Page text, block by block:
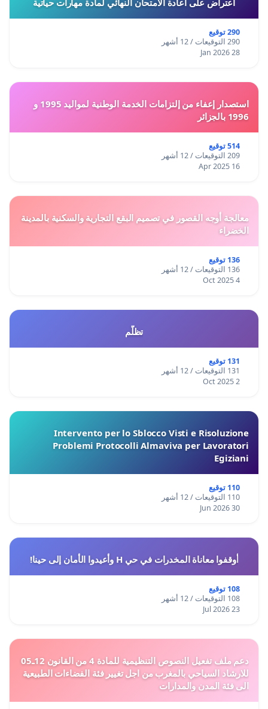
290 توقيع
290 التوقيعات / 12 أشهر
28 Jan 2026
استصدار إعفاء من إلتزامات الخدمة الوطنية لمواليد 1995 و
1996 بالجزائر
514 توقيع
209 التوقيعات / 12 أشهر
16 Apr 2025
معالجة أوجه القصور في تصميم البقع التجارية والسكنية بالمدينة
الخضراء
136 توقيع
136 التوقيعات / 12 أشهر
4 Oct 2025
تظلّم
131 توقيع
131 التوقيعات / 12 أشهر
2 Oct 2025
Intervento per lo Sblocco Visti e Risoluzione
Problemi Protocolli Almaviva per Lavoratori
Egiziani
110 توقيع
110 التوقيعات / 12 أشهر
30 Jun 2026
أوقفوا معاناة المخدرات في حي H وأعيدوا الأمان إلى حينا!
108 توقيع
108 التوقيعات / 12 أشهر
23 Jul 2026
دعم ملف تفعيل النصوص التنظيمية للمادة 4 من القانون 12ـ05
للارشاد السياحي بالمغرب من اجل تغيير فئة الفضاءات الطبيعية
الى فئة المدن والمدارات